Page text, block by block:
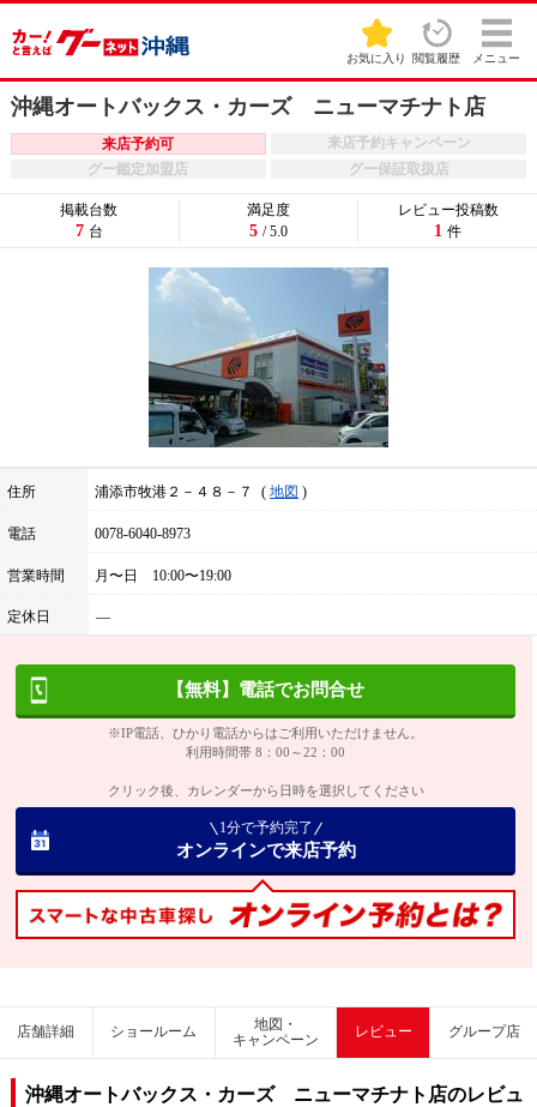
お気に入り 閲覧履歴 メニュー
沖縄オートバックス・カーズ ニューマチナト店
来店予約可
来店予約キャンペーン
グー鑑定加盟店
グー保証取扱店
住所 浦添市牧港２－４８－７ 地図
電話 0078-6040-8973
営業時間 月〜日 10:00〜19:00
定休日 ―
掲載台数
7 台
満足度
5 / 5.0
レビュー投稿数
1 件
【無料】電話でお問合せ
※IP電話、ひかり電話からはご利用いただけません。
利用時間帯 8：00～22：00
クリック後、カレンダーから日時を選択してください
1分で予約完了
オンラインで来店予約
店舗詳細 ショールーム
地図・
キャンペーン
レビュー グループ店
沖縄オートバックス・カーズ ニューマチナト店のレビュ